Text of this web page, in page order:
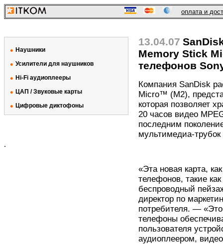
оплата и
● Наушники
● Усилители для наушников
● Hi-Fi аудиоплееры
● ЦАП / Звуковые карты
● Цифровые диктофоны
.
13.04.07
Memory Stick
телефонов
Компания SanDisk
Micro™ (M2),
которая позволяет
20 часов видео
последним
мультимедиа-
«Эта новая карта,
телефонов, такие
беспроводный
директор по
потребителя. —
телефоны
пользователя
аудиоплеером,